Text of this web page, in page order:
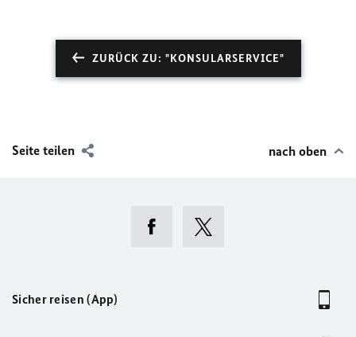
ZURÜCK ZU: "KONSULARSERVICE"
Seite teilen nach oben
Sicher reisen (App)